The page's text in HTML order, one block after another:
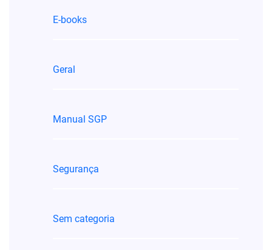
E-books
Geral
Manual SGP
Segurança
Sem categoria